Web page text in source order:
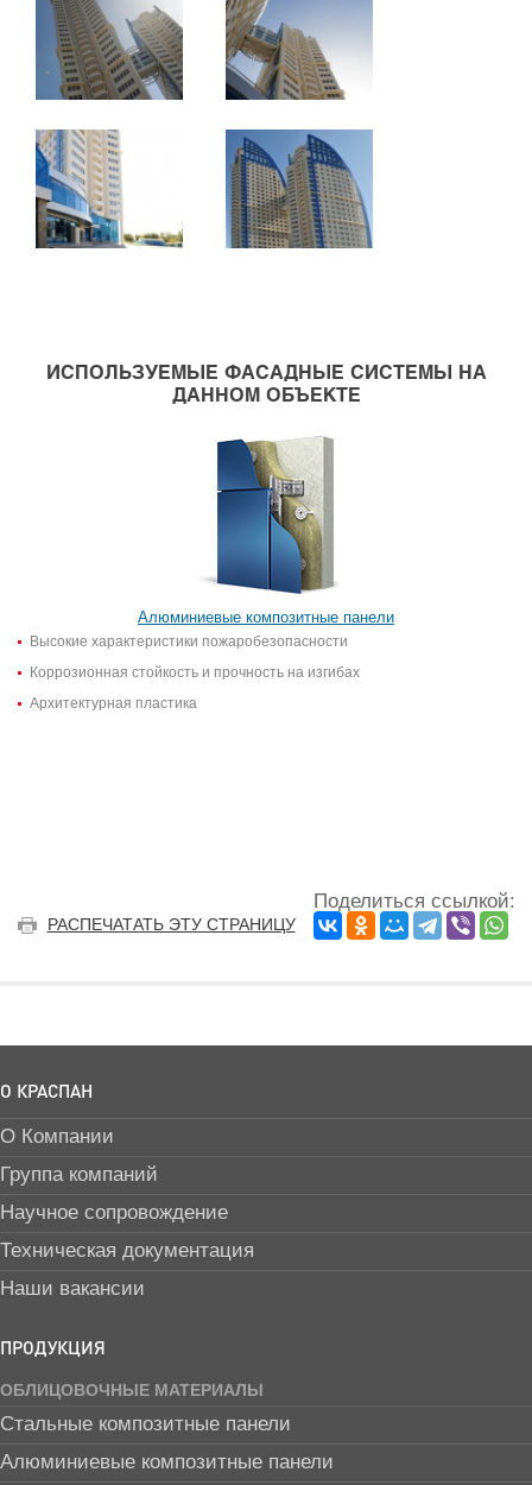
ИСПОЛЬЗУЕМЫЕ ФАСАДНЫЕ СИСТЕМЫ НА
ДАННОМ ОБЪЕКТЕ
Алюминиевые композитные панели
Высокие характеристики пожаробезопасности
Коррозионная стойкость и прочность на изгибах
Архитектурная пластика
РАСПЕЧАТАТЬ ЭТУ СТРАНИЦУ
Поделиться ссылкой:
О КРАСПАН
О Компании
Группа компаний
Научное сопровождение
Техническая документация
Наши вакансии
ПРОДУКЦИЯ
ОБЛИЦОВОЧНЫЕ МАТЕРИАЛЫ
Стальные композитные панели
Алюминиевые композитные панели